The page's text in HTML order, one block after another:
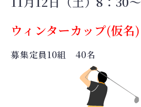
ウィンターカップ(仮名)
募集定員10組 40名